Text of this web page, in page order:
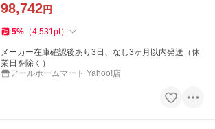
98,742円
5% （4,531pt）
メーカー在庫確認後あり3日、なし3ヶ月以内発送（休
業日を除く）
アールホームマート Yahoo!店